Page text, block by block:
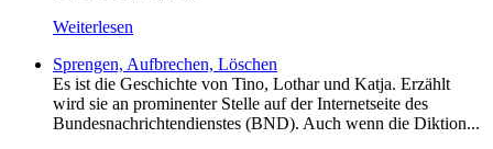
Weiterlesen
Sprengen, Aufbrechen, Löschen
Es ist die Geschichte von Tino, Lothar und Katja. Erzählt
wird sie an prominenter Stelle auf der Internetseite des
Bundesnachrichtendienstes (BND). Auch wenn die Diktion...